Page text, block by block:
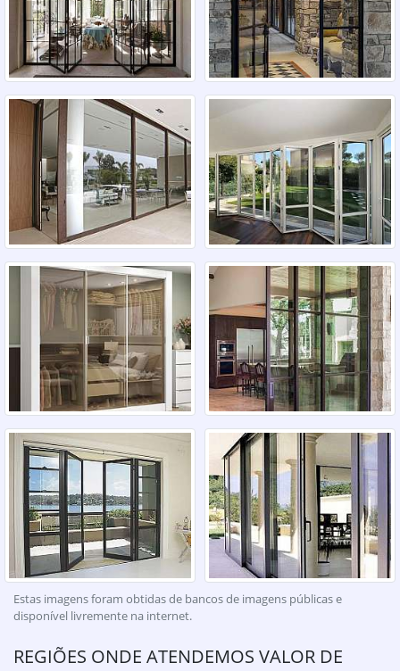
Estas imagens foram obtidas de bancos de imagens públicas e
disponível livremente na internet.
REGIÕES ONDE ATENDEMOS VALOR DE